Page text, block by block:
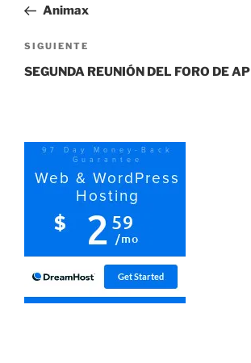
entradas
anterior:
Animax
Siguiente
entrada
SIGUIENTE
SEGUNDA REUNIÓN DEL FORO DE AP